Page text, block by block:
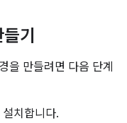
기
을 만들려면 다음 단계
설치합니다.